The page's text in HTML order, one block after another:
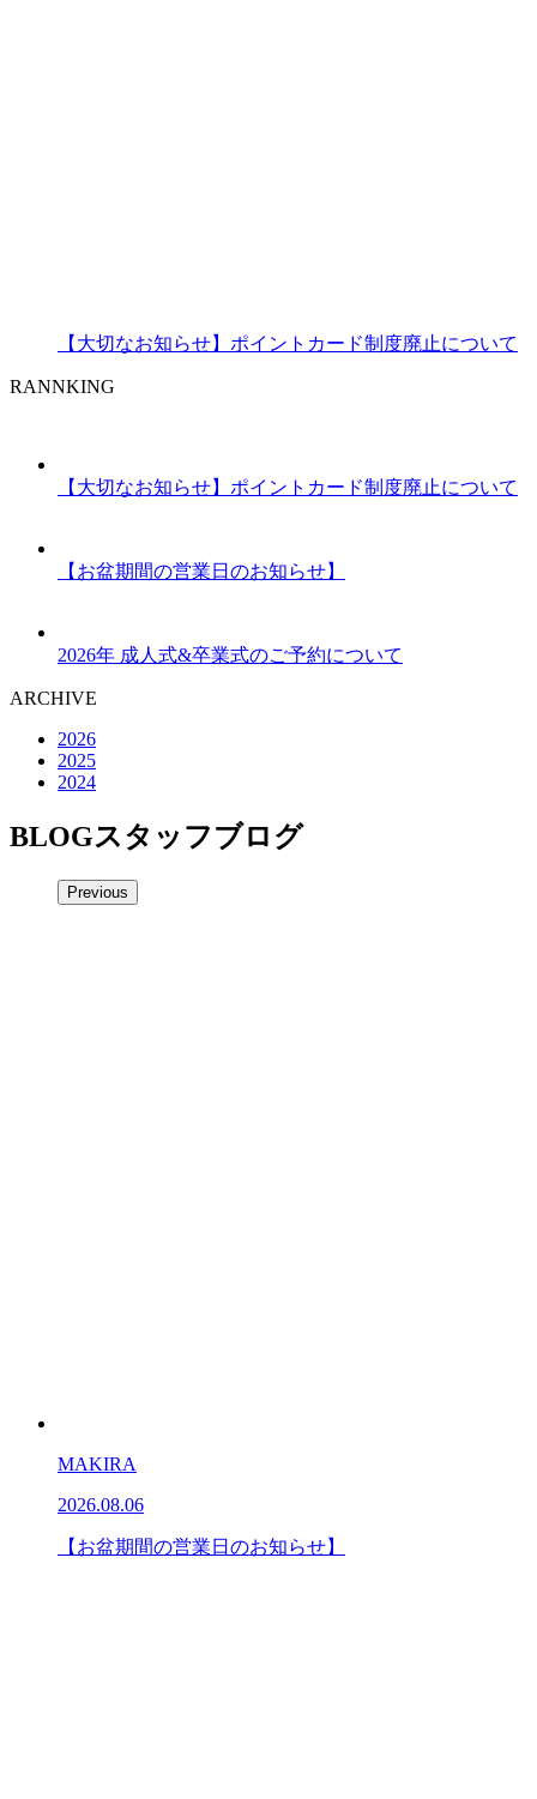
【大切なお知らせ】ポイントカード制度廃止について
RANNKING
【大切なお知らせ】ポイントカード制度廃止について
【お盆期間の営業日のお知らせ】
2026年 成人式&卒業式のご予約について
ARCHIVE
2026
2025
2024
BLOGスタッフブログ
Previous
MAKIRA
2026.08.06
【お盆期間の営業日のお知らせ】